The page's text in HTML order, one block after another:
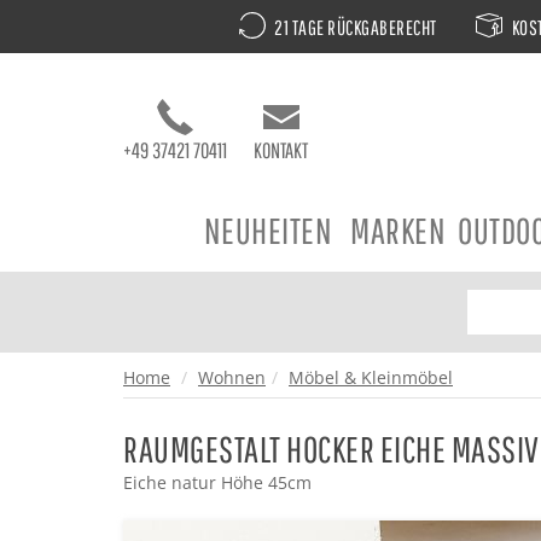
21 TAGE RÜCKGABERECHT
+49 37421 70411 KONTAKT
NEUHEITEN MARKEN
Home Wohnen Möbel & Kleinmöbel
RAUMGESTALT HOCKER EICHE
Eiche natur Höhe 45cm